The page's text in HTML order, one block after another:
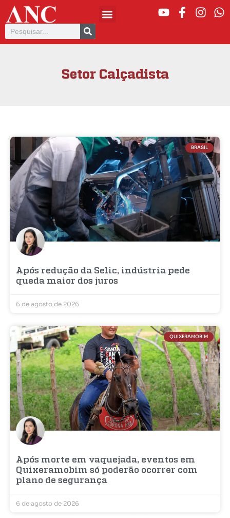
Setor Calçadista
BRASIL
Após redução da Selic, indústria pede
queda maior dos juros
6 de agosto de 2026
QUIXERAMOBIM
Após morte em vaquejada, eventos em
Quixeramobim só poderão ocorrer com
plano de segurança
6 de agosto de 2026